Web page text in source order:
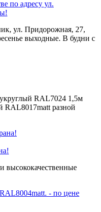
по адресу ул.
ул. Придорожная, 27,
выходные. В будни с
RAL7024 1,5м
RAL8017matt разной
высококачественные